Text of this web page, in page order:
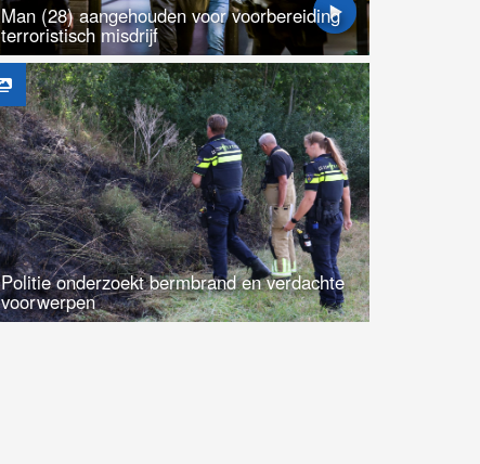
Man (28) aangehouden voor voorbereiding
terroristisch misdrijf
Politie onderzoekt bermbrand en verdachte
voorwerpen